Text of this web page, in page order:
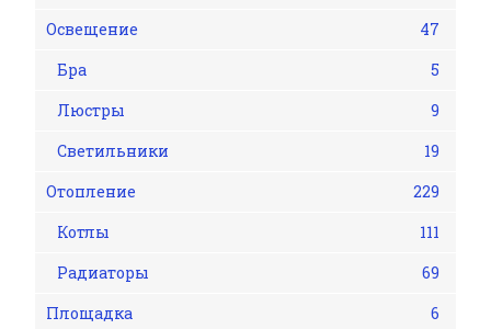
Освещение
47
Бра
5
Люстры
9
Светильники
19
Отопление
229
Котлы
111
Радиаторы
69
Площадка
6